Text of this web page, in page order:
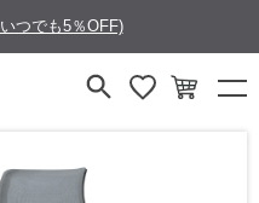
つでも5％OFF)